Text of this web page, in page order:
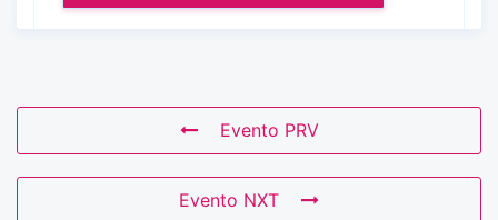
Evento PRV
Evento NXT